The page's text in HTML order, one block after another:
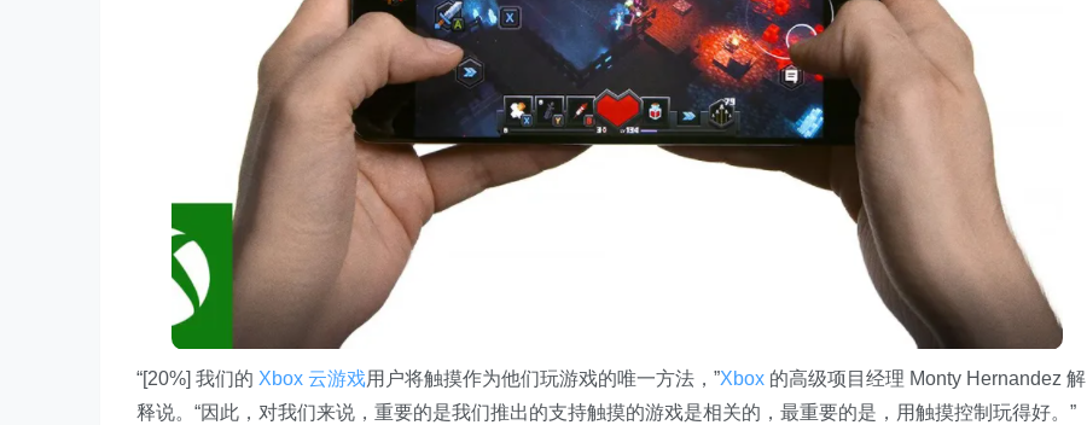
“[20%] 我们的 Xbox 云游戏用户将触摸作为他们玩游戏的唯一方法，”Xbox 的高级项目经理 Monty Hernandez 解
释说。“因此，对我们来说，重要的是我们推出的支持触摸的游戏是相关的，最重要的是，用触摸控制玩得好。”